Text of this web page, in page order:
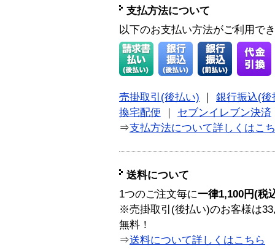
支払方法について
以下のお支払い方法がご利用で
売掛取引(後払い)
銀行振込(後
換宅配便
セブンイレブン決済
⇒支払方法について詳しくはこ
送料について
1つのご注文毎に一律1,100円(税
※売掛取引(後払い)のお客様は
無料！
⇒送料について詳しくはこちら